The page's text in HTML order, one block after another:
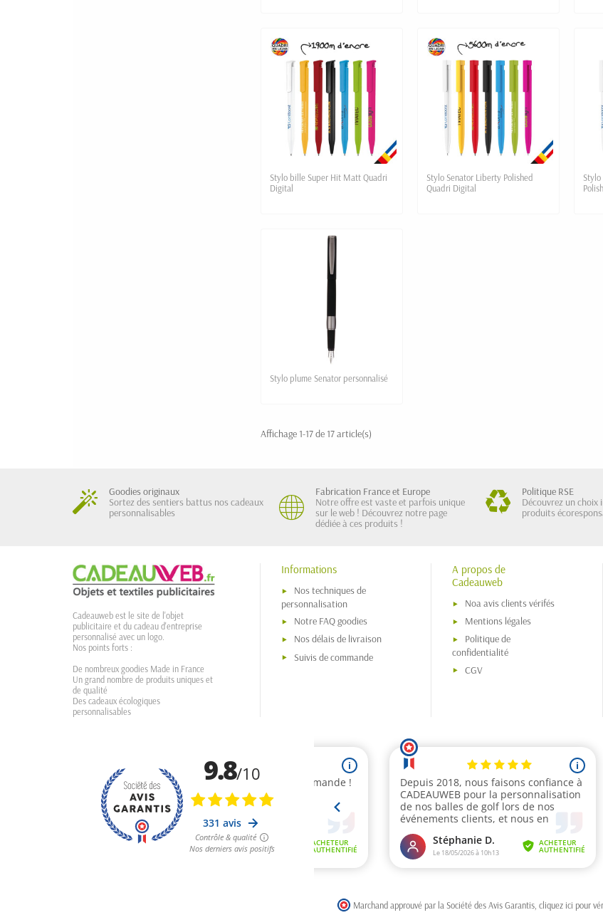
Stylo bille Super Hit Matt Quadri
Digital
Stylo Senator Liberty Polished
Quadri Digital
Stylo plume Senator personnalisé
Affichage 1-17 de 17 article(s)
Goodies originaux
Sortez des sentiers battus nos cadeaux
personnalisables
Fabrication France et Europe
Notre offre est vaste et parfois unique
sur le web ! Découvrez notre page
dédiée à ces produits !
Politique RSE
Découvrez un choix
produits
Cadeauweb est le site de l'objet
publicitaire et du cadeau d'entreprise
personnalisé avec un logo.
Nos points forts :
De nombreux goodies Made in France
Un grand nombre de produits uniques et
de qualité
Des cadeaux écologiques
personnalisables
Informations
Nos techniques de
personnalisation
Notre FAQ goodies
Nos délais de livraison
Suivis de commande
A propos de
Cadeauweb
Noa avis clients vérifés
Mentions légales
Politique de
confidentialité
CGV
Marchand approuvé par la Société des Avis Garantis, cliquez ici pour